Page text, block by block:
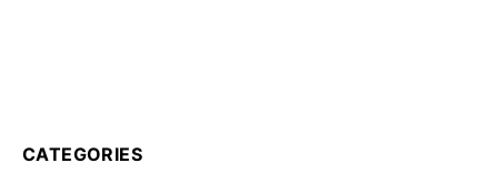
CATEGORIES